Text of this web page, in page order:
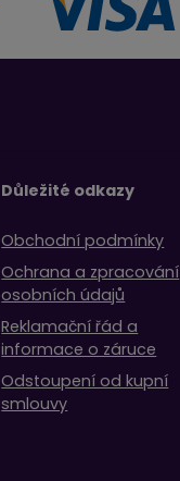
Důležité odkazy
Obchodní podmínky
Ochrana a zpracování
osobních údajů
Reklamační řád a
informace o záruce
Odstoupení od kupní
smlouvy